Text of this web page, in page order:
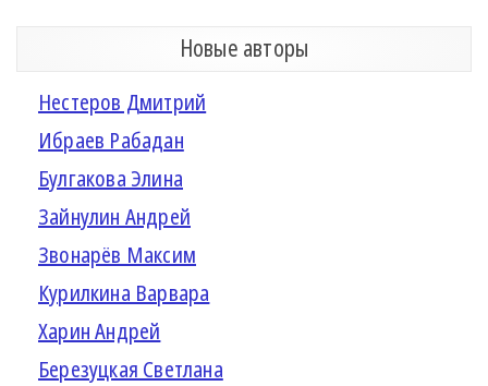
Новые авторы
Нестеров Дмитрий
Ибраев Рабадан
Булгакова Элина
Зайнулин Андрей
Звонарёв Максим
Курилкина Варвара
Харин Андрей
Березуцкая Светлана